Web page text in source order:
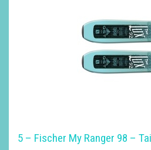
5 – Fischer My Ranger 98 –